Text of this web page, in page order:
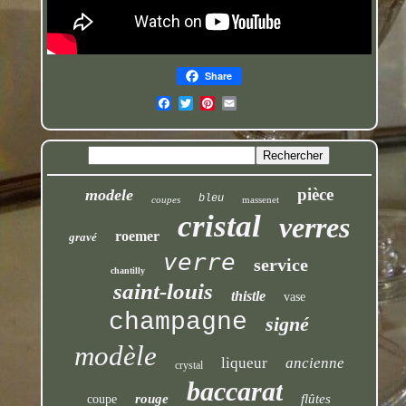
Share
modele coupes bleu massenet pièce
gravé roemer cristal verres
chantilly verre service
saint-louis thistle vase
champagne signé
modèle crystal liqueur ancienne
coupe rouge baccarat flûtes